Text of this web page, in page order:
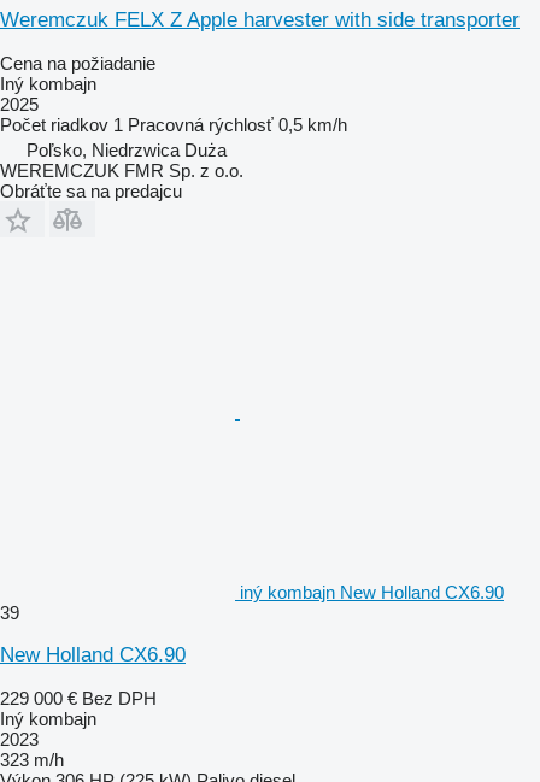
Weremczuk FELX Z Apple harvester with side transporter
Cena na požiadanie
Iný kombajn
2025
Počet riadkov 1 Pracovná rýchlosť 0,5 km/h
Poľsko, Niedrzwica Duża
WEREMCZUK FMR Sp. z o.o.
Obráťte sa na predajcu
iný kombajn New Holland CX6.90
39
New Holland CX6.90
229 000 € Bez DPH
Iný kombajn
2023
323 m/h